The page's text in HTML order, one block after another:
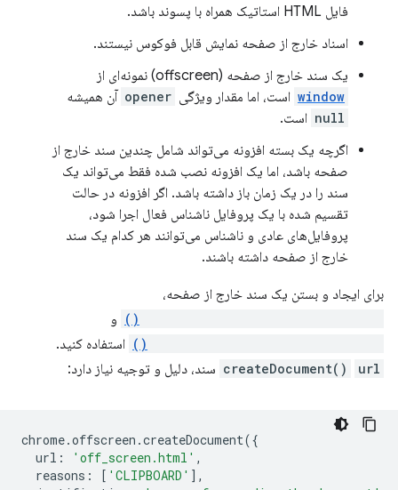
فایل HTML استاتیک همراه با پسوند باشد.
اسناد خارج از صفحه نمایش قابل فوکوس نیستند.
یک سند خارج از صفحه (offscreen) نمونه‌ای از
window است، اما مقدار ویژگی opener آن همیشه
null است.
اگرچه یک بسته افزونه می‌تواند شامل چندین سند خارج از
صفحه باشد، اما یک افزونه نصب شده فقط می‌تواند یک
سند را در یک زمان باز داشته باشد. اگر افزونه در حالت
تقسیم شده با یک پروفایل ناشناس فعال اجرا شود،
پروفایل‌های عادی و ناشناس می‌توانند هر کدام یک سند
خارج از صفحه داشته باشند.
برای ایجاد و بستن یک سند خارج از صفحه،
و
استفاده کنید.
createDocument() url سند، دلیل و توجیه نیاز دارد:
chrome.offscreen .createDocument({
url : 'off_screen.html' ,
reasons : [ 'CLIPBOARD' ],